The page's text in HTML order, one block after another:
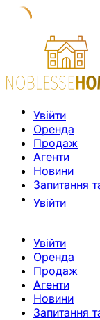
Увійти
Оренда
Продаж
Агенти
Новини
Запитання
Увійти
Увійти
Оренда
Продаж
Агенти
Новини
Запитання